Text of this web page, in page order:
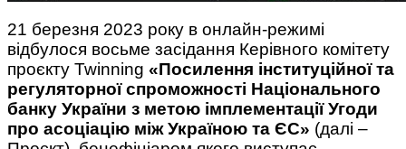
21 березня 2023 року в онлайн-режимі
відбулося восьме засідання Керівного комітету
проєкту Twinning «Посилення інституційної та
регуляторної спроможності Національного
банку України з метою імплементації Угоди
про асоціацію між Україною та ЄС» (далі –